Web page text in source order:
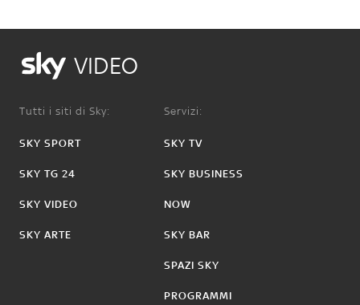
VIDEO
Tutti i siti di Sky:
SKY SPORT
SKY TG 24
SKY VIDEO
SKY ARTE
Servizi:
SKY TV
SKY BUSINESS
NOW
SKY BAR
SPAZI SKY
PROGRAMMI